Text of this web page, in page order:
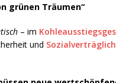
grünen Träumen“
– im
und